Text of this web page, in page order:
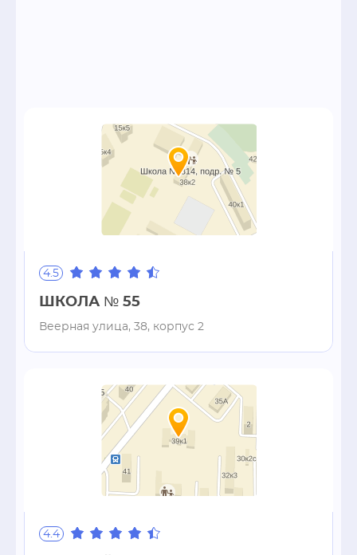
4.5
ШКОЛА № 55
Веерная улица, 38, корпус 2
4.4